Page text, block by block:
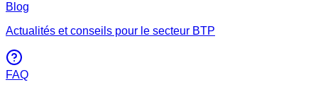
Blog
Actualités et conseils pour le secteur BTP
FAQ